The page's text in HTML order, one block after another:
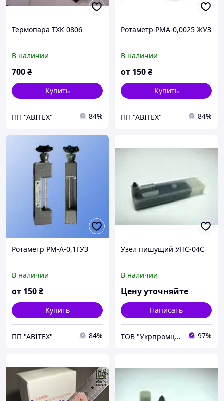
Термопара ТХК 0806
В наличии
700₴
Купить
ПП "АВІТЕХ" 84%
Ротаметр РМА-0,0025 ЖУЗ
В наличии
от 150₴
Купить
ПП "АВІТЕХ" 84%
Ротаметр РМ-А-0,1ГУЗ
В наличии
от 150₴
Купить
ПП "АВІТЕХ" 84%
Узел пишущий УПС-04С
В наличии
Цену уточняйте
Написать
ТОВ "Укрпромцентр ЛТД" 97%